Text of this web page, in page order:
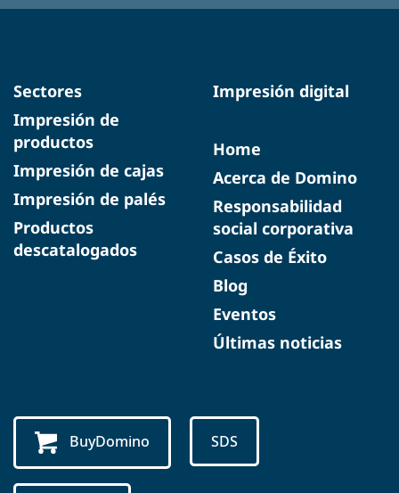
Sectores
Impresión de
productos
Impresión de cajas
Impresión de palés
Productos
descatalogados
Impresión digital
Home
Acerca de Domino
Responsabilidad
social corporativa
Casos de Éxito
Blog
Eventos
Últimas noticias
BuyDomino SDS